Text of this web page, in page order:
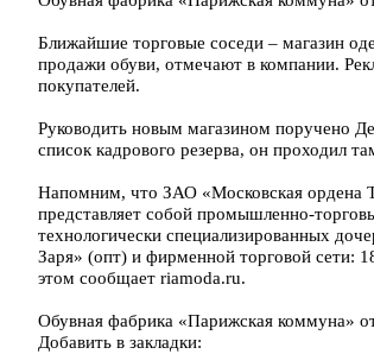
Ближайшие торговые соседи – магазин
продажи обуви, отмечают в компании.
покупателей.
Руководить новым магазином поручено
список кадрового резерва, он проходил
Напомним, что ЗАО «Московская ордена
представляет собой промышленно-
технологически специализированных
Заря» (опт) и фирменной торговой сети:
этом сообщает riamoda.ru.
Обувная фабрика «Парижская коммуна»
Добавить в закладки: